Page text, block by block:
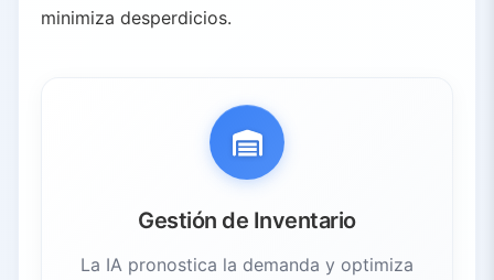
minimiza desperdicios.
Gestión de Inventario
La IA pronostica la demanda y optimiza